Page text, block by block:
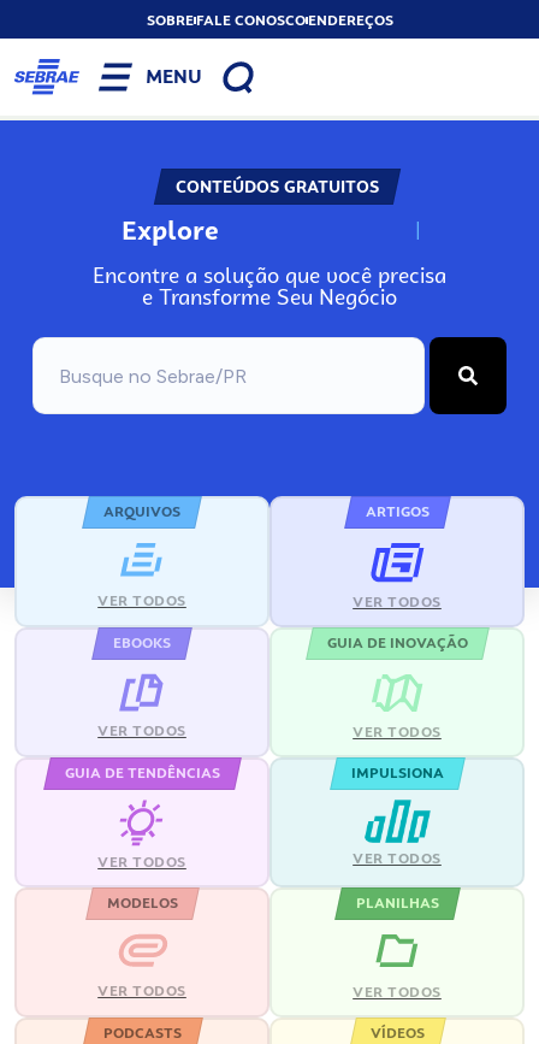
SOBREFALE CONOSCOENDEREÇOS
MENU
CONTEÚDOS GRATUITOS
Explore N
Encontre a solução que você precisa
e Transforme Seu Negócio
ARQUIVOS
VER TODOS
ARTIGOS
VER TODOS
EBOOKS
VER TODOS
GUIA DE INOVAÇÃO
VER TODOS
GUIA DE TENDÊNCIAS
VER TODOS
IMPULSIONA
VER TODOS
MODELOS
VER TODOS
PLANILHAS
VER TODOS
PODCASTS VÍDEOS